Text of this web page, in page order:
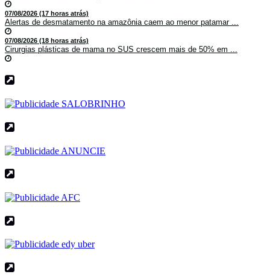
07/08/2026 (17 horas atrás)
Alertas de desmatamento na amazônia caem ao menor patamar ...
07/08/2026 (18 horas atrás)
Cirurgias plásticas de mama no SUS crescem mais de 50% em ...